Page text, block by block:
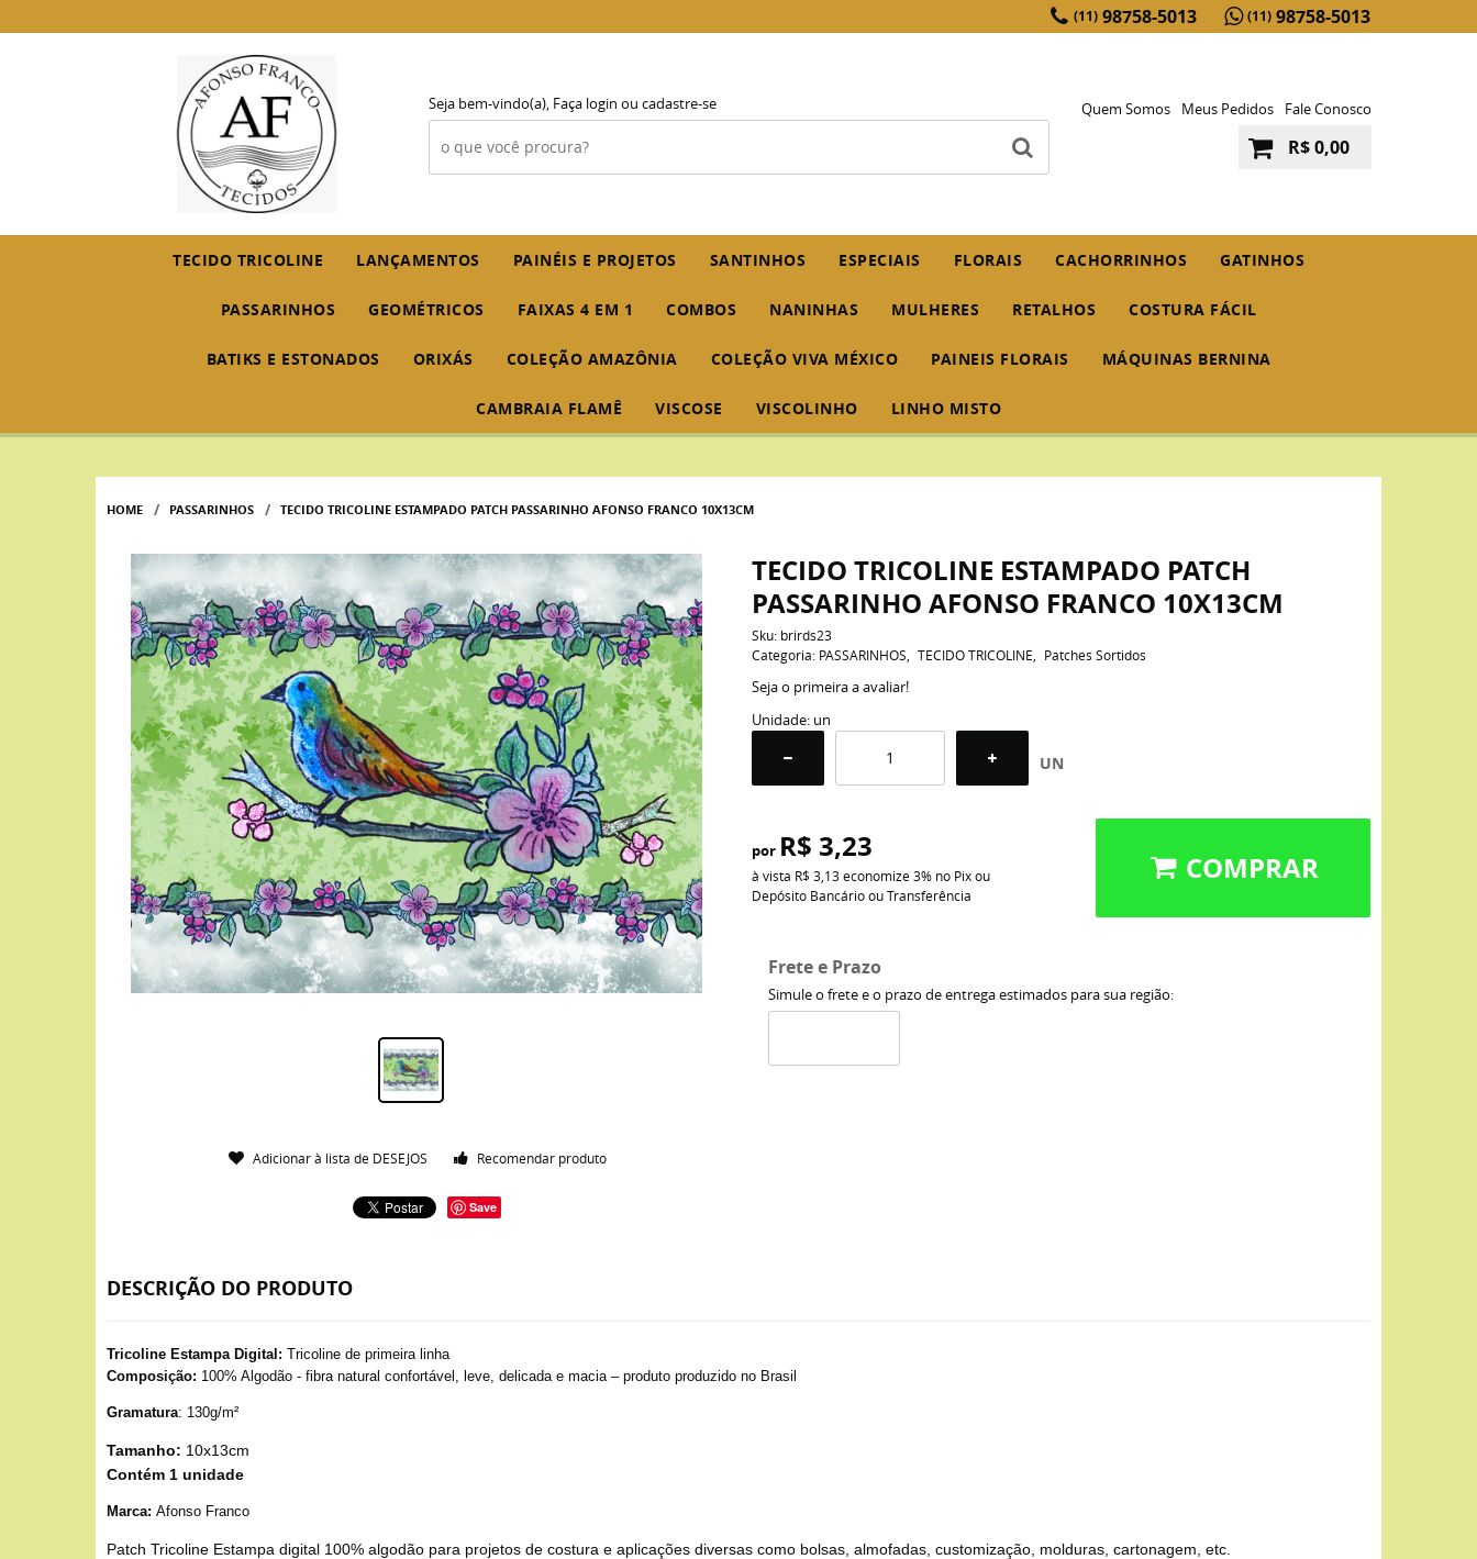
(11) 98758-5013 (11) 98758-5013
Seja bem-vindo(a), Faça login ou cadastre-se Quem Somos Meus Pedidos Fale Conosco
R$ 0,00
TECIDO TRICOLINE LANÇAMENTOS PAINÉIS E PROJETOS SANTINHOS ESPECIAIS FLORAIS CACHORRINHOS GATINHOS
PASSARINHOS GEOMÉTRICOS FAIXAS 4 EM 1 COMBOS NANINHAS MULHERES RETALHOS COSTURA FÁCIL
BATIKS E ESTONADOS ORIXÁS COLEÇÃO AMAZÔNIA COLEÇÃO VIVA MÉXICO PAINEIS FLORAIS MÁQUINAS BERNINA
CAMBRAIA FLAMÊ VISCOSE VISCOLINHO LINHO MISTO
HOME PASSARINHOS TECIDO TRICOLINE ESTAMPADO PATCH PASSARINHO AFONSO FRANCO 10X13CM
Adicionar à lista de DESEJOS Recomendar produto
Save
TECIDO TRICOLINE ESTAMPADO PATCH
PASSARINHO AFONSO FRANCO 10X13CM
Sku: brirds23
Categoria: PASSARINHOS TECIDO TRICOLINE Patches Sortidos
Seja o primeira a avaliar!
Unidade: un
UN
por R$ 3,23
à vista R$ 3,13economize3% no Pix ou
Depósito Bancário ou Transferência
COMPRAR
Frete e Prazo
Simule o frete e o prazo de entrega estimados para sua região:
DESCRIÇÃO DO PRODUTO
Tricoline Estampa Digital: Tricoline de primeira linha
Composição: 100% Algodão - fibra natural confortável, leve, delicada e macia – produto produzido no Brasil
Gramatura: 130g/m²
Tamanho: 10x13cm
Contém 1 unidade
Marca: Afonso Franco
Patch Tricoline Estampa digital 100% algodão para projetos de costura e aplicações diversas como bolsas, almofadas, customização, molduras, cartonagem, etc.